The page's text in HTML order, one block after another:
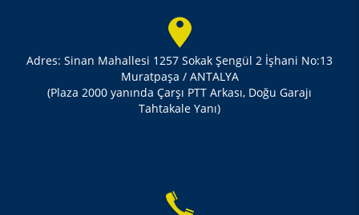
Adres: Sinan Mahallesi 1257 Sokak Şengül 2 İşhani No:13
Muratpaşa / ANTALYA
(Plaza 2000 yanında Çarşı PTT Arkası, Doğu Garajı
Tahtakale Yanı)